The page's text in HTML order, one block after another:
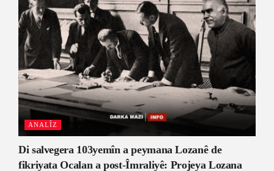
ANALÎZ
Di salvegera 103yemîn a peymana Lozanê de
fikriyata Ocalan a post-Îmraliyê: Projeya Lozana